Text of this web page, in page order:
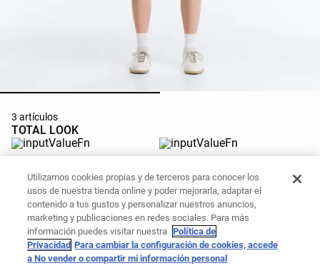
3 artículos
TOTAL LOOK
contraste
MXN 899.00
Añadir al carrito
MXN 1,599.00
Añadir al carrito
Vestido corto Comfortlux
MXN 1,199.00
Utilizamos cookies propias y de terceros para conocer los
usos de nuestra tienda online y poder mejorarla, adaptar el
contenido a tus gustos y personalizar nuestros anuncios,
marketing y publicaciones en redes sociales. Para más
información puedes visitar nuestra Política de
Privacidad Para cambiar la configuración de cookies, accede
a No vender o compartir mi información personal